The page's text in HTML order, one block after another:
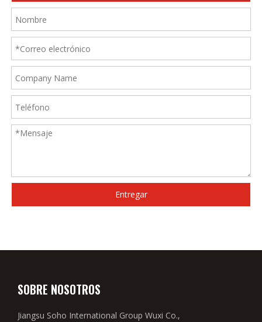
Entregar
SOBRE NOSOTROS
Jiangsu Soho International Group Wuxi Co.,